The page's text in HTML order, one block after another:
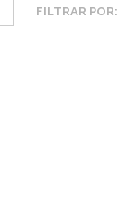
FILTRAR POR: